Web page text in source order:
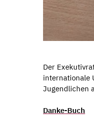
Der
internationale
Jugendlichen
Danke-Buch